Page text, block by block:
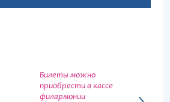
Билеты можно
приобрести в кассе
филармонии